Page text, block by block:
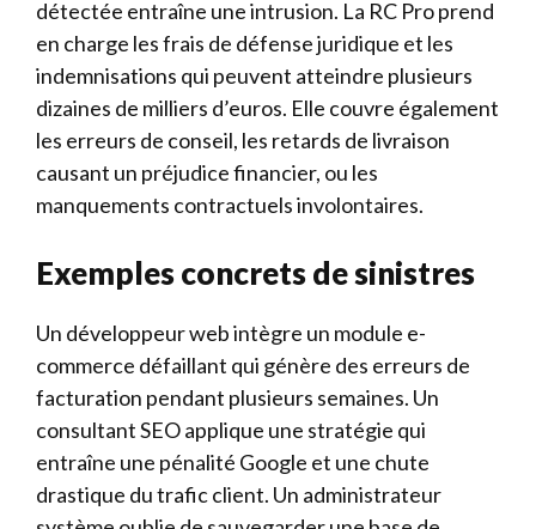
détectée entraîne une intrusion. La RC Pro prend
en charge les frais de défense juridique et les
indemnisations qui peuvent atteindre plusieurs
dizaines de milliers d’euros. Elle couvre également
les erreurs de conseil, les retards de livraison
causant un préjudice financier, ou les
manquements contractuels involontaires.
Exemples concrets de sinistres
Un développeur web intègre un module e-
commerce défaillant qui génère des erreurs de
facturation pendant plusieurs semaines. Un
consultant SEO applique une stratégie qui
entraîne une pénalité Google et une chute
drastique du trafic client. Un administrateur